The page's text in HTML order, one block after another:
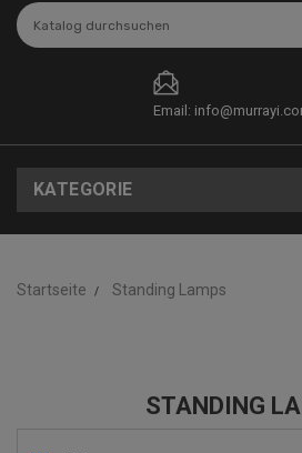
Email:
KATEGORIE
Startseite Standing Lamps
STANDING